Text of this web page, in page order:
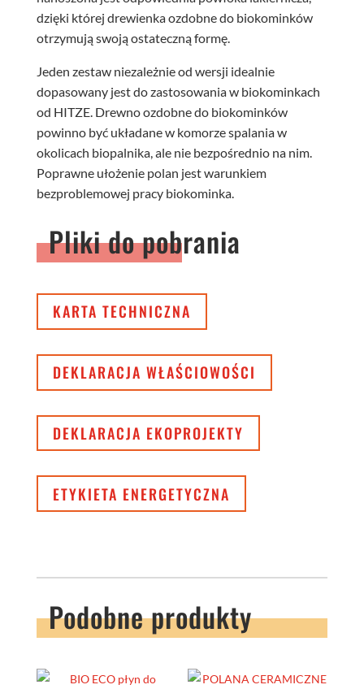
dzięki której drewienka ozdobne do biokominków
otrzymują swoją ostateczną formę.
Jeden zestaw niezależnie od wersji idealnie
dopasowany jest do zastosowania w biokominkach
od HITZE. Drewno ozdobne do biokominków
powinno być układane w komorze spalania w
okolicach biopalnika, ale nie bezpośrednio na nim.
Poprawne ułożenie polan jest warunkiem
bezproblemowej pracy biokominka.
Pliki do pobrania
KARTA TECHNICZNA
DEKLARACJA WŁAŚCIOWOŚCI
DEKLARACJA EKOPROJEKTY
ETYKIETA ENERGETYCZNA
Podobne produkty